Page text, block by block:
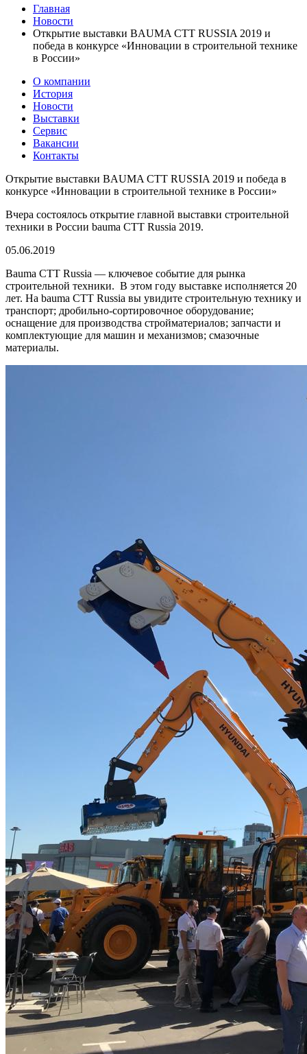
Главная
Новости
Открытие выставки BAUMA CTT RUSSIA 2019 и
победа в конкурсе «Инновации в строительной технике
в России»
О компании
История
Новости
Выставки
Сервис
Вакансии
Контакты
Открытие выставки BAUMA CTT RUSSIA 2019 и победа в
конкурсе «Инновации в строительной технике в России»
Вчера состоялось открытие главной выставки строительной
техники в России bauma СТТ Russia 2019.
05.06.2019
Bauma СТТ Russia — ключевое событие для рынка
строительной техники. В этом году выставке исполняется 20
лет. На bauma СТТ Russia вы увидите строительную технику и
транспорт; дробильно-сортировочное оборудование;
оснащение для производства стройматериалов; запчасти и
комплектующие для машин и механизмов; смазочные
материалы.